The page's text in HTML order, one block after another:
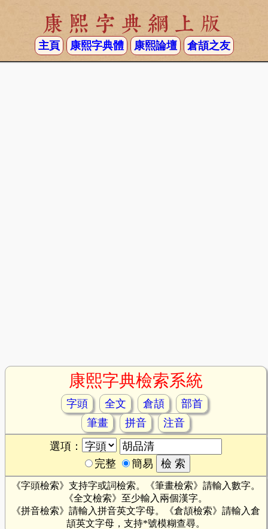
康熙字典網上版
主頁 康熙字典體 康熙論壇 倉頡之友
康熙字典檢索系統
字頭 全文 倉頡
部首
筆畫
拼音
注音
選項：
完整
簡易
《字頭檢索》支持字或詞檢索。《筆畫檢索》請輸入數字。
《全文檢索》至少輸入兩個漢字。
《拼音檢索》請輸入拼音英文字母。《倉頡檢索》請輸入倉
頡英文字母，支持*號模糊查尋。